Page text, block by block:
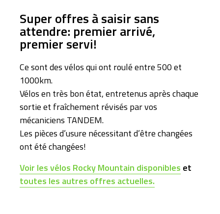
Super offres à saisir sans
attendre: premier arrivé,
premier servi!
Ce sont des vélos qui ont roulé entre 500 et
1000km.
Vélos en très bon état, entretenus après chaque
sortie et fraîchement révisés par vos
mécaniciens TANDEM.
Les pièces d’usure nécessitant d’être changées
ont été changées!
Voir les vélos Rocky Mountain disponibles et
toutes les autres offres actuelles.